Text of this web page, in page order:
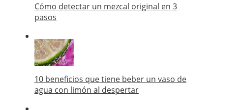
Cómo detectar un mezcal original en 3
pasos
10 beneficios que tiene beber un vaso de
agua con limón al despertar